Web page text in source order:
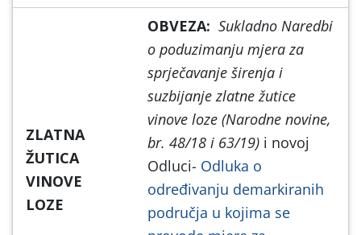
ZLATNA
ŽUTICA
VINOVE
LOZE
OBVEZA: Sukladno Naredbi
o poduzimanju mjera za
sprječavanje širenja i
suzbijanje zlatne žutice
vinove loze (Narodne novine,
br. 48/18 i 63/19) i novoj
Odluci- Odluka o
određivanju demarkiranih
područja u kojima se